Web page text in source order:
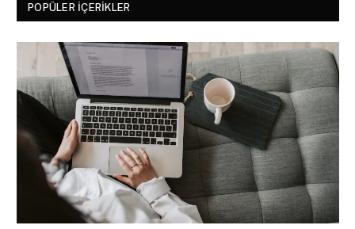
POPÜLER İÇERIKLER